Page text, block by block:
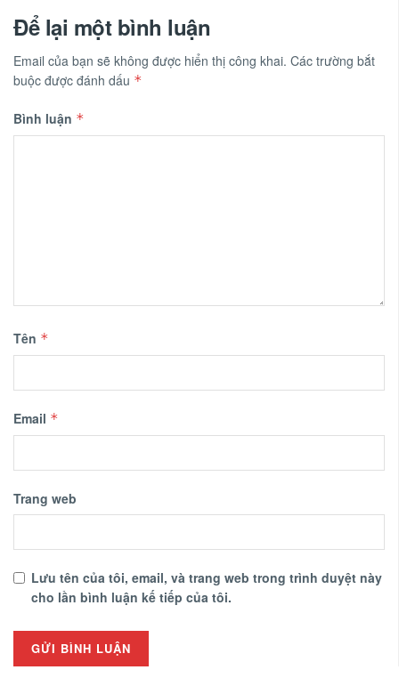
Để lại một bình luận
Email của bạn sẽ không được hiển thị công khai. Các trường bắt
buộc được đánh dấu *
Bình luận *
Tên *
Email *
Trang web
Lưu tên của tôi, email, và trang web trong trình duyệt này
cho lần bình luận kế tiếp của tôi.